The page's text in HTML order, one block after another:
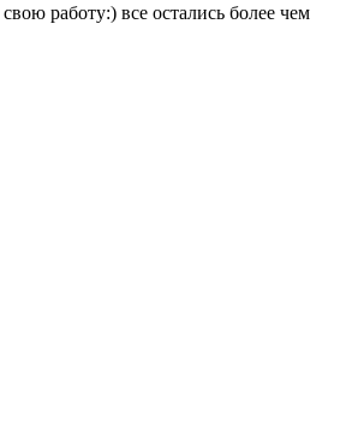
работу:) все остались более чем